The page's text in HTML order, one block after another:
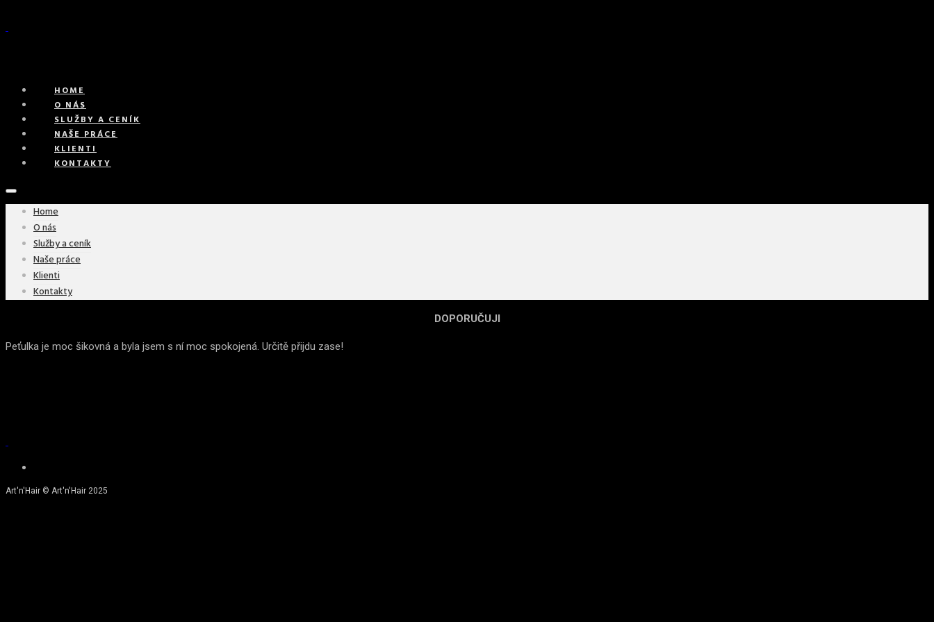
HOME
O NÁS
SLUŽBY A CENÍK
NAŠE PRÁCE
KLIENTI
KONTAKTY
Home
O nás
Služby a ceník
Naše práce
Klienti
Kontakty
DOPORUČUJI
Peťulka je moc šikovná a byla jsem s ní moc spokojená. Určitě přijdu zase!
Art'n'Hair © Art'n'Hair 2025